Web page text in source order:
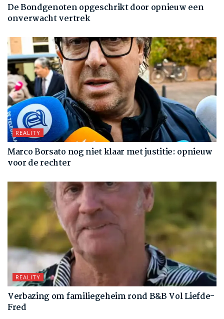
De Bondgenoten opgeschrikt door opnieuw een
onverwacht vertrek
REALITY
Marco Borsato nog niet klaar met justitie: opnieuw
voor de rechter
REALITY
Verbazing om familiegeheim rond B&B Vol Liefde-
Fred